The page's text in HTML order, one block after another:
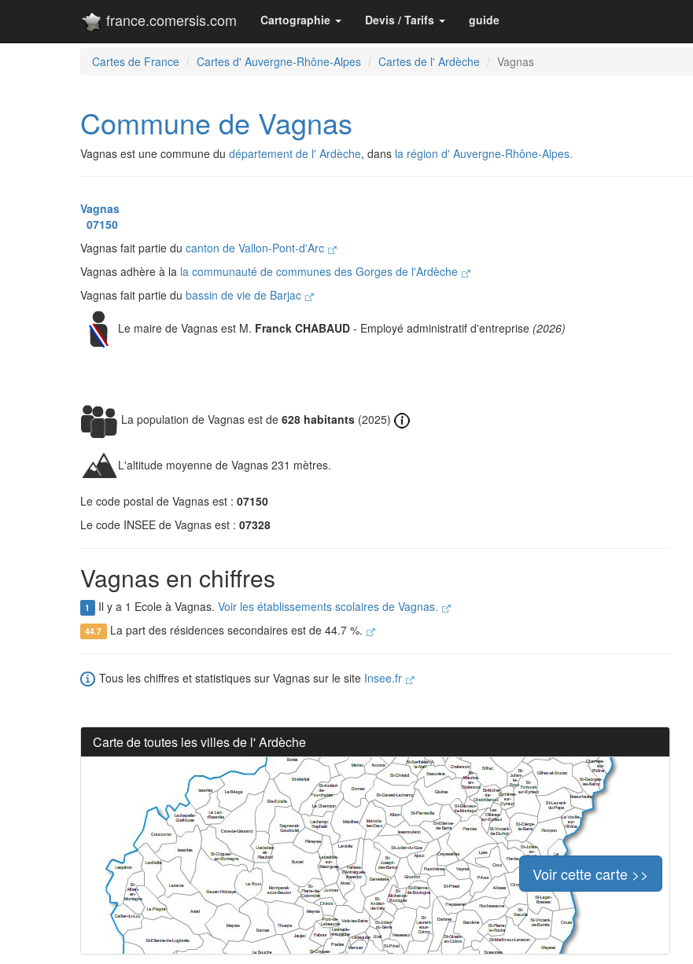
france.comersis.com Cartographie Devis / Tarifs guide
Cartes de France Cartes d' Auvergne-Rhône-Alpes Cartes de l' Ardèche Vagnas
Commune de Vagnas
Vagnas est une commune du département de l' Ardèche, dans la région d' Auvergne-Rhône-Alpes.
Vagnas
07150
Vagnas fait partie du canton de Vallon-Pont-d'Arc
Vagnas adhère à la la communauté de communes des Gorges de l'Ardèche
Vagnas fait partie du bassin de vie de Barjac
Le maire de Vagnas est M. Franck CHABAUD - Employé administratif d'entreprise (2026)
La population de Vagnas est de 628 habitants (2025)
L'altitude moyenne de Vagnas 231 mètres.
Le code postal de Vagnas est : 07150
Le code INSEE de Vagnas est : 07328
Vagnas en chiffres
1 Il y a 1 Ecole à Vagnas. Voir les établissements scolaires de Vagnas.
44.7 La part des résidences secondaires est de 44.7 %.
Tous les chiffres et statistiques sur Vagnas sur le site Insee.fr
Carte de toutes les villes de l' Ardèche
Voir cette carte >>